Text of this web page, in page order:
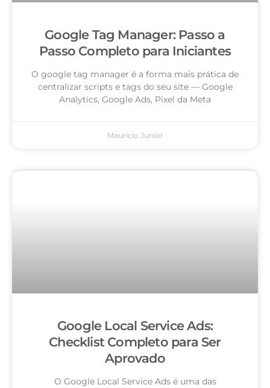
Google Tag Manager: Passo a
Passo Completo para Iniciantes
O google tag manager é a forma mais prática de
centralizar scripts e tags do seu site — Google
Analytics, Google Ads, Pixel da Meta
Mauricio Junior
Google Local Service Ads:
Checklist Completo para Ser
Aprovado
O Google Local Service Ads é uma das